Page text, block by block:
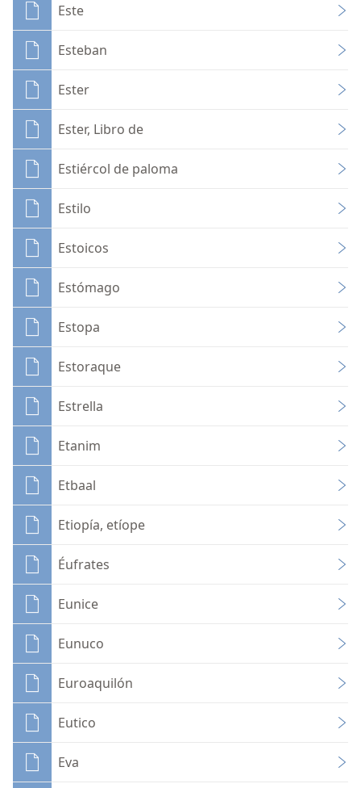
Este
Esteban
Ester
Ester, Libro de
Estiércol de paloma
Estilo
Estoicos
Estómago
Estopa
Estoraque
Estrella
Etanim
Etbaal
Etiopía, etíope
Éufrates
Eunice
Eunuco
Euroaquilón
Eutico
Eva